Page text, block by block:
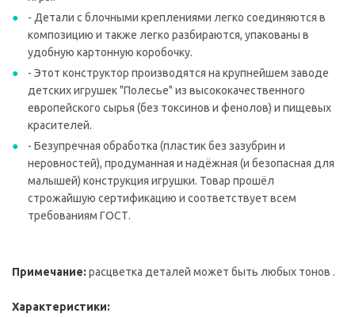
- Детали с блочными креплениями легко соединяются в
композицию и также легко разбираются, упакованы в
удобную картонную коробочку.
- Этот конструктор производятся на крупнейшем заводе
детских игрушек "Полесье" из высококачественного
европейского сырья (без токсинов и фенолов) и пищевых
красителей.
- Безупречная обработка (пластик без зазубрин и
неровностей), продуманная и надёжная (и безопасная для
малышей) конструкция игрушки. Товар прошёл
строжайшую сертификацию и соответствует всем
требованиям ГОСТ.
Примечание: расцветка деталей может быть любых тонов .
Характеристики: